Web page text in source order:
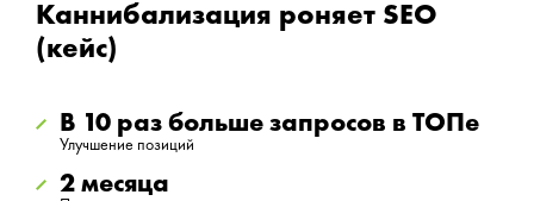
Каннибализация роняет SEO
(кейс)
В 10 раз больше запросов в ТОПе
Улучшение позиций
2 месяца